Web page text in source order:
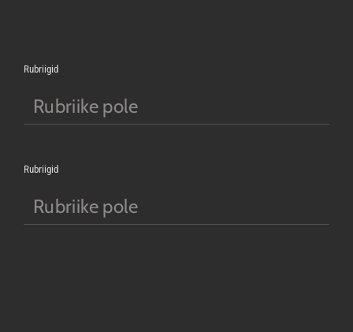
Rubriigid
Rubriike pole
Rubriigid
Rubriike pole